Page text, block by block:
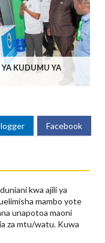
KUDUMU YA
Facebook
kwa ajili ya
mambo yote
unapotoa maoni
za mtu/watu. Kuwa